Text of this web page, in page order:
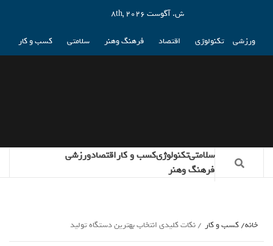
ش. آگوست 8th, 2026
ورزشی تکنولوژی اقتصاد فرهنگ وهنر سلامتی کسب و کار
سلامتیتکنولوژیکسب و کاراقتصادورزشی
فرهنگ وهنر
خانه کسب و کار نکات کلیدی انتخاب بهترین دستگاه تولید